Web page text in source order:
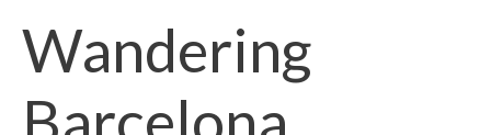
Wandering
Barcelona
principal